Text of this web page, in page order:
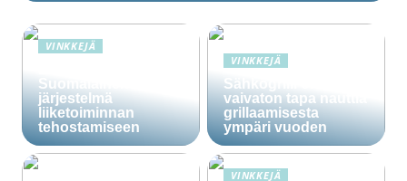
VINKKEJÄ
Suomalainen CRM-
järjestelmä
liiketoiminnan
tehostamiseen
VINKKEJÄ
Sähkögrilli on
vaivaton tapa nauttia
grillaamisesta
ympäri vuoden
VINKKEJÄ